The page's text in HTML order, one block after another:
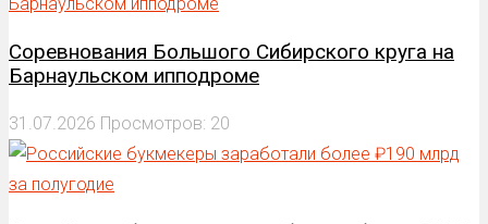
Соревнования Большого Сибирского круга на
Барнаульском ипподроме
31.07.2026 Просмотров: 20